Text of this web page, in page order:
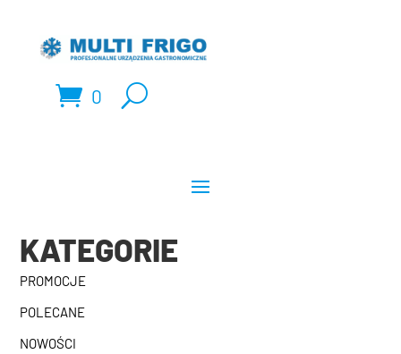
0
KATEGORIE
PROMOCJE
POLECANE
NOWOŚCI